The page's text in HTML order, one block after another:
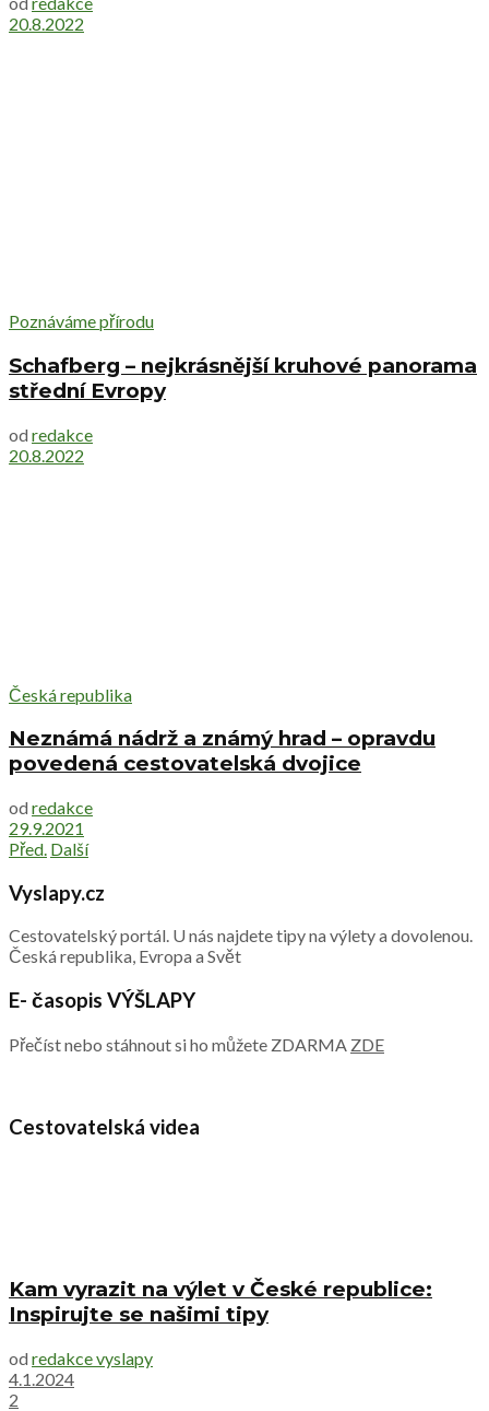
20.8.2022
Poznáváme přírodu
Schafberg – nejkrásnější kruhové panorama
střední Evropy
od redakce
20.8.2022
Česká republika
Neznámá nádrž a známý hrad – opravdu
povedená cestovatelská dvojice
od redakce
29.9.2021
Před. Další
Vyslapy.cz
Cestovatelský portál. U nás najdete tipy na výlety a dovolenou.
Česká republika, Evropa a Svět
E- časopis VÝŠLAPY
Přečíst nebo stáhnout si ho můžete ZDARMA ZDE
Cestovatelská videa
Kam vyrazit na výlet v České republice:
Inspirujte se našimi tipy
od redakce vyslapy
4.1.2024
2